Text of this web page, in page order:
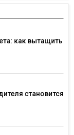
как вытащить
становится